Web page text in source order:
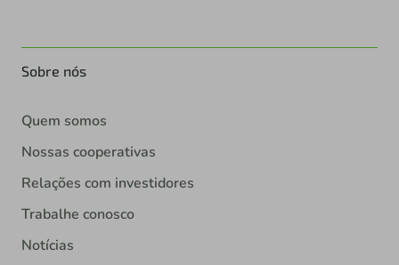
Sobre nós
Quem somos
Nossas cooperativas
Relações com investidores
Trabalhe conosco
Notícias